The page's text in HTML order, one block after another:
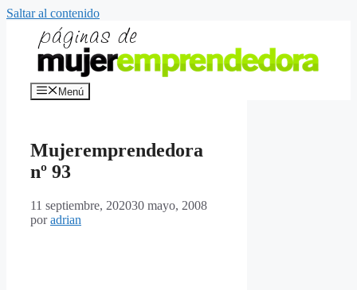
Saltar al contenido
Menú
Mujeremprendedora
nº 93
11 septiembre, 202030 mayo, 2008
poradrian